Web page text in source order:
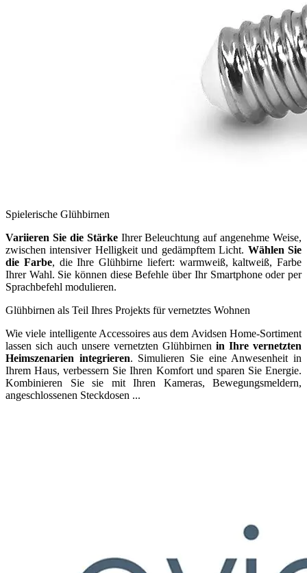
Spielerische Glühbirnen
Variieren Sie die StärkeIhrer Beleuchtung auf angenehme Weise,
zwischen intensiver Helligkeit und gedämpftem Licht. Wählen Sie
die Farbe, die Ihre Glühbirne liefert: warmweiß, kaltweiß, Farbe
Ihrer Wahl. Sie können diese Befehle über Ihr Smartphone oder per
Sprachbefehl modulieren.
Glühbirnen als Teil Ihres Projekts für vernetztes Wohnen
Wie viele intelligente Accessoires aus dem Avidsen Home-Sortiment
lassen sich auch unsere vernetzten Glühbirnen in Ihre vernetzten
Heimszenarien integrieren. Simulieren Sie eine Anwesenheit in
Ihrem Haus, verbessern Sie Ihren Komfort und sparen Sie Energie.
Kombinieren Sie sie mit Ihren Kameras, Bewegungsmeldern,
angeschlossenen Steckdosen ...